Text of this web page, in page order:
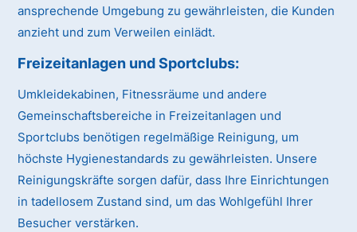
ansprechende Umgebung zu gewährleisten, die Kunden
anzieht und zum Verweilen einlädt.
Freizeitanlagen und Sportclubs:
Umkleidekabinen, Fitnessräume und andere
Gemeinschaftsbereiche in Freizeitanlagen und
Sportclubs benötigen regelmäßige Reinigung, um
höchste Hygienestandards zu gewährleisten. Unsere
Reinigungskräfte sorgen dafür, dass Ihre Einrichtungen
in tadellosem Zustand sind, um das Wohlgefühl Ihrer
Besucher verstärken.